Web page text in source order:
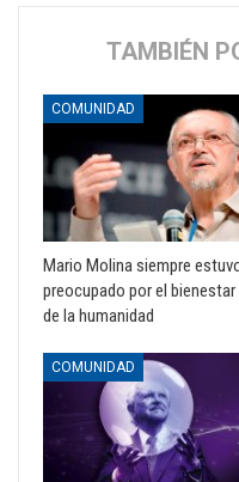
TAMBIÉN
COMUNIDAD
Mario Molina siempre
preocupado por el bienestar
de la humanidad
COMUNIDAD